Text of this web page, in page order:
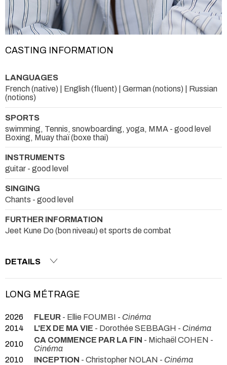
CASTING INFORMATION
LANGUAGES
French (native) | English (fluent) | German (notions) | Russian
(notions)
SPORTS
swimming, Tennis, snowboarding, yoga, MMA - good level
Boxing, Muay thaï (boxe thai)
INSTRUMENTS
guitar - good level
SINGING
Chants - good level
FURTHER INFORMATION
Jeet Kune Do (bon niveau) et sports de combat
DETAILS
LONG MÉTRAGE
2026 FLEUR - Ellie FOUMBI - Cinéma
2014
L'EX DE MA VIE - Dorothée SEBBAGH - Cinéma
2010
CA COMMENCE PAR LA FIN - Michaël COHEN -
Cinéma
2010
INCEPTION - Christopher NOLAN - Cinéma